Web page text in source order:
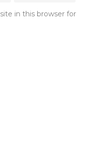
in this browser for